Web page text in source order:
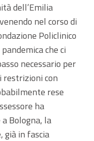
dell’Emilia
nel corso di
Policlinico
che ci
necessario per
restrizioni con
rese
ha
Bologna, la
già in fascia